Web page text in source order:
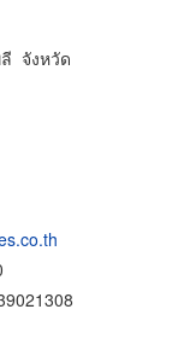
จังหวัด